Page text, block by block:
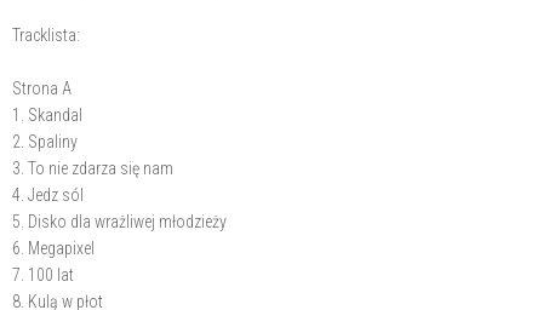
Tracklista:
Strona A
1. Skandal
2. Spaliny
3. To nie zdarza się nam
4. Jedz sól
5. Disko dla wrażliwej młodzieży
6. Megapixel
7. 100 lat
8. Kulą w płot